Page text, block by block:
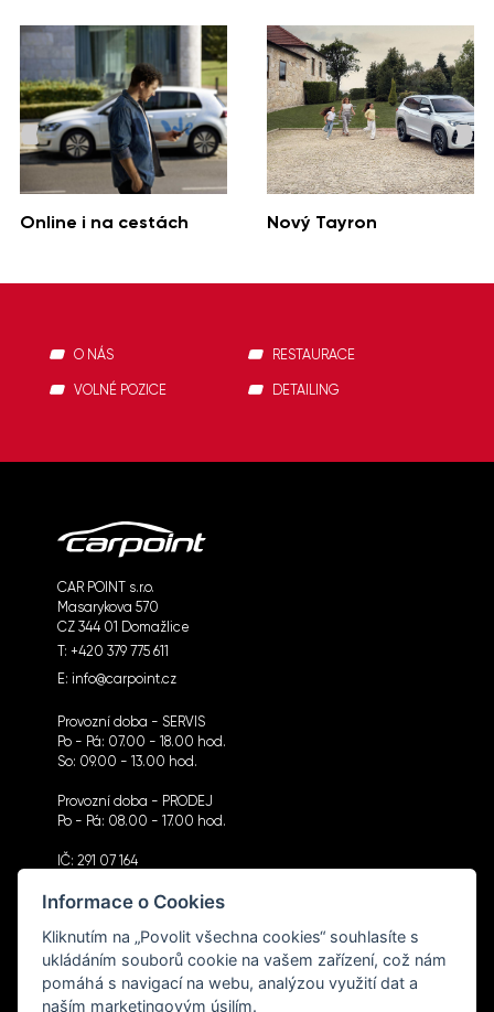
Online i na cestách Nový Tayron
O NÁS RESTAURACE
VOLNÉ POZICE DETAILING
CAR POINT s.r.o.
Masarykova 570
CZ 344 01 Domažlice
T: +420 379 775 611
E: info@carpoint.cz
Provozní doba - SERVIS
Po - Pá: 07.00 - 18.00 hod.
So: 09.00 - 13.00 hod.
Provozní doba - PRODEJ
Po - Pá: 08.00 - 17.00 hod.
IČ: 291 07 164
CHCI DOSTÁVAT NOVINKY
Informace o Cookies
Kliknutím na „Povolit všechna cookies“ souhlasíte s
ukládáním souborů cookie na vašem zařízení, což nám
pomáhá s navigací na webu, analýzou využití dat a
naším marketingovým úsilím.